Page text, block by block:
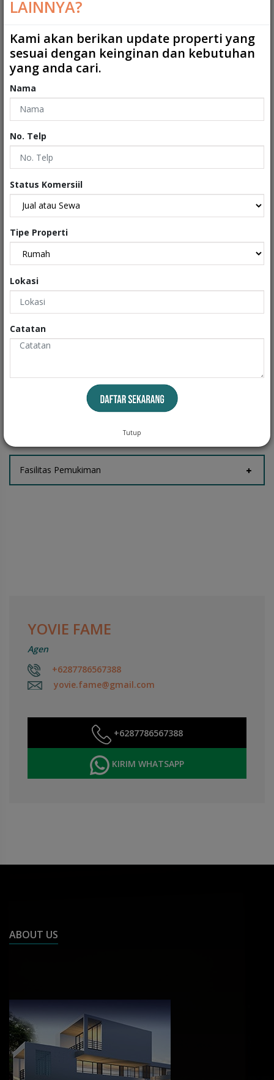
Kamar Mandi
Kamar Mandi ART : 1
Ukuran Tanah : 200 m2
Ukuran Bangunan
Garasi
Carport
Tipe
Sertifikat
Kondisi Properti : Secondary
Interiors
Exteriors
Informasi
Tempat Jemur
Fasilitas Pemukiman
YOVIE FAME
Agen
+6287786567388
yovie.fame@gmail.com
+6287786567388
KIRIM WHATSAPP
ABOUT US
LAINNYA?
Kami akan berikan update properti yang
sesuai dengan keinginan dan kebutuhan
yang anda cari.
Nama
No. Telp
Status Komersiil
Tipe Properti
Lokasi
Catatan
Tutup